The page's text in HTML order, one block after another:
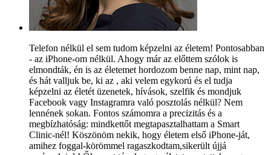
Telefon nélkül el sem tudom képzelni az életem! Pontosabban
- az iPhone-om nélkül. Ahogy már az előttem szólok is
elmondták, én is az életemet hordozom benne nap, mint nap,
és hát valljuk be, ki az , aki velem egykorú és el tudja
képzelni az életét üzenetek, hívások, szelfik és mondjuk
Facebook vagy Instagramra való posztolás nélkül? Nem
lennének sokan. Fontos számomra a precizitás és a
megbízhatóság: mindkettőt megtapasztalhattam a Smart
Clinic-nél! Köszönöm nekik, hogy életem első iPhone-ját,
amihez foggal-körömmel ragaszkodtam,sikerült újjá